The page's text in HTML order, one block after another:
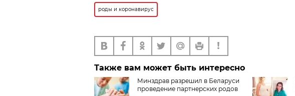
роды и коронавирус
Также вам может быть интересно
Минздрав разрешил в Беларуси
проведение партнерских родов